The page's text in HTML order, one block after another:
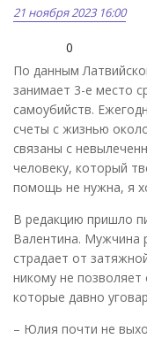
21 ноября 2023 16:00
0
По данным
занимает 3-е место
самоубийств.
счеты с жизнью
связаны с
человеку, который
помощь не нужна, я
В редакцию пришло
Валентина. Мужчина
страдает от
никому не
которые давно
– Юлия почти не